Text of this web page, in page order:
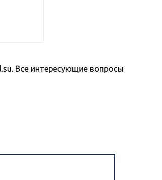
Все интересующие вопросы